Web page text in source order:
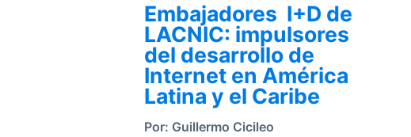
Embajadores I+D de
LACNIC: impulsores
del desarrollo de
Internet en América
Latina y el Caribe
Por: Guillermo Cicileo